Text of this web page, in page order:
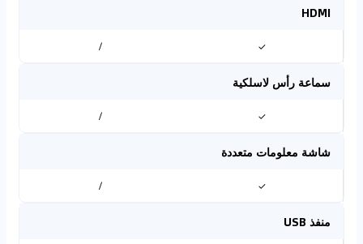
HDMI
✓
/
سماعة رأس لاسلكية
✓
/
شاشة معلومات متعددة
✓
/
منفذ USB